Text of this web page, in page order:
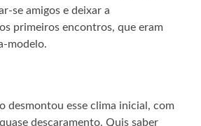
se amigos e deixar a
primeiros encontros, que eram
modelo.
desmontou esse clima inicial, com
descaramento. Quis saber